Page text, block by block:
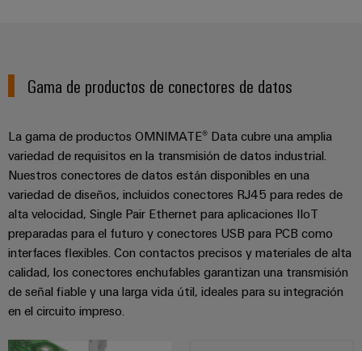
Excelencia
energía
eólica
Energía
fotovoltaica
Aprovechar
la
energía
solar
para
una
mayor
y
soluciones
Automatización
descentralizada
Automatización
industrial
Industrial
analytics
Electrónica
Relés
y
relés
de
estado
sólido
Aisladores
convertidores
Cumplimiento
medioambiental
los
productos
PSIRT
Datos
de
ingeniería
Catálogos
Company
News
Notas
de
prensa
Nuestros
partners
Distribución
Gama de productos de conectores de datos
La gama de productos OMNIMATE® Data cubre una amplia
variedad de requisitos en la transmisión de datos industrial.
Nuestros conectores de datos están disponibles en una
variedad de diseños, incluidos conectores RJ45 para redes de
alta velocidad, Single Pair Ethernet para aplicaciones IIoT
preparadas para el futuro y conectores USB para PCB como
interfaces flexibles. Con contactos precisos y materiales de alta
calidad, los conectores enchufables garantizan una transmisión
de señal fiable y una larga vida útil, ideales para su integración
en el circuito impreso.